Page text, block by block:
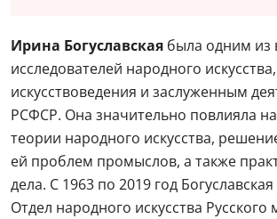
Ирина Богуславская была одним из
исследователей народного
искусствоведения и заслуженным
РСФСР. Она значительно повлияла
теории народного искусства,
ей проблем промыслов, а также
дела. С 1963 по 2019 год
Отдел народного искусства Русского